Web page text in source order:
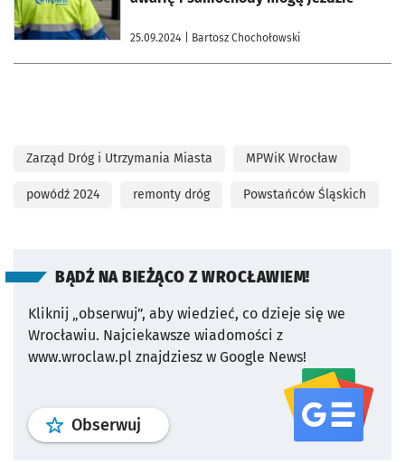
25.09.2024 | Bartosz Chochołowski
Zarząd Dróg i Utrzymania Miasta MPWiK Wrocław
powódź 2024 remonty dróg Powstańców Śląskich
BĄDŹ NA BIEŻĄCO Z WROCŁAWIEM!
Kliknij „obserwuj”, aby wiedzieć, co dzieje się we
Wrocławiu. Najciekawsze wiadomości z
www.wroclaw.pl znajdziesz w Google News!
Obserwuj profil serwisu